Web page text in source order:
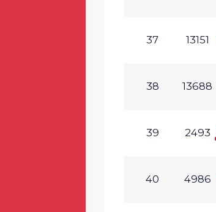
37 13151
38 13688
39 2493
40 4986